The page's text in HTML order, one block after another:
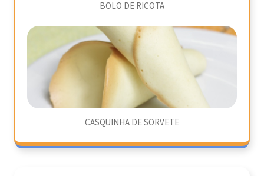
BOLO DE RICOTA
CASQUINHA DE SORVETE